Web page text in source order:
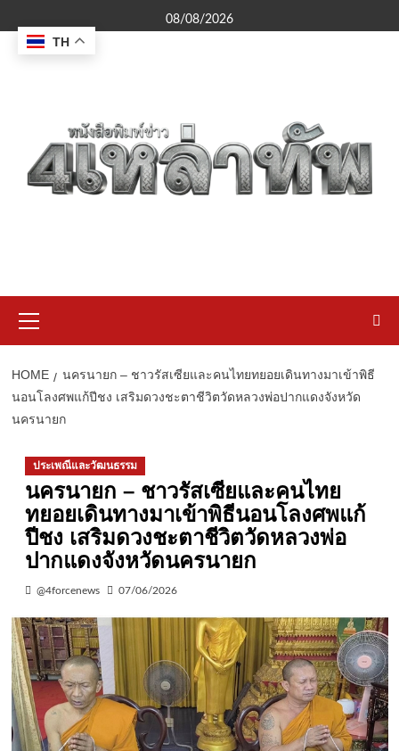
to
content
08/08/2026
Menu
HOME
นครนายก – ชาวรัสเซียและคนไทยทยอยเดินทางมาเข้าพิธี
นอนโลงศพแก้ปีชง เสริมดวงชะตาชีวิตวัดหลวงพ่อปากแดงจังหวัด
นครนายก
ประเพณีและวัฒนธรรม
นครนายก – ชาวรัสเซียและคนไทย
ทยอยเดินทางมาเข้าพิธีนอนโลงศพแก้
ปีชง เสริมดวงชะตาชีวิตวัดหลวงพ่อ
ปากแดงจังหวัดนครนายก
@4forcenews 07/06/2026
TH